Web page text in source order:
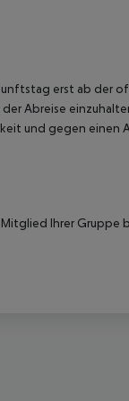
erst ab der
Abreise
und gegen einen
Ihrer Gruppe